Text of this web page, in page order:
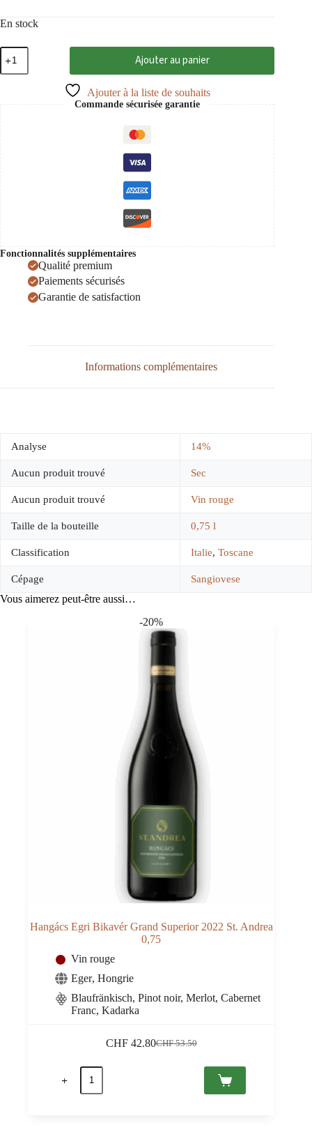
En stock
quantité
de
Sassoalloro
Ajouter au panier
Ajouter à la liste de souhaits
Commande sécurisée garantie
Fonctionnalités supplémentaires
Qualité premium
Paiements sécurisés
Garantie de satisfaction
Informations complémentaires
Analyse 14%
Aucun produit trouvé Sec
Aucun produit trouvé Vin rouge
Taille de la bouteille 0,75 l
Classification Italie, Toscane
Cépage Sangiovese
Vous aimerez peut-être aussi…
-20%
Hangács Egri Bikavér Grand Superior 2022 St. Andrea
0,75
Vin rouge
Eger, Hongrie
Blaufränkisch, Pinot noir, Merlot, Cabernet
Franc, Kadarka
CHF53.50
Le
CHF42.80Le
quantité
Hangács